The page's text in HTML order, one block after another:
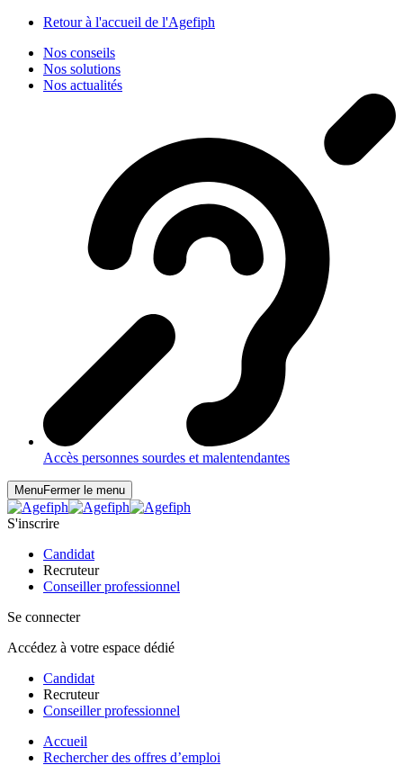
Retour à l'accueil de l'Agefiph
Nos conseils
Nos solutions
Nos actualités
Accès personnes sourdes et malentendantes
MenuFermer le menu
S'inscrire
Candidat
Recruteur
Conseiller professionnel
Se connecter
Accédez à votre espace dédié
Candidat
Recruteur
Conseiller professionnel
Accueil
Rechercher des offres d’emploi